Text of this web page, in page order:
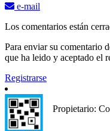
e-mail
Los comentarios están
Para enviar su comentario
que ha leido y aceptado el
Registrarse
Propietario: